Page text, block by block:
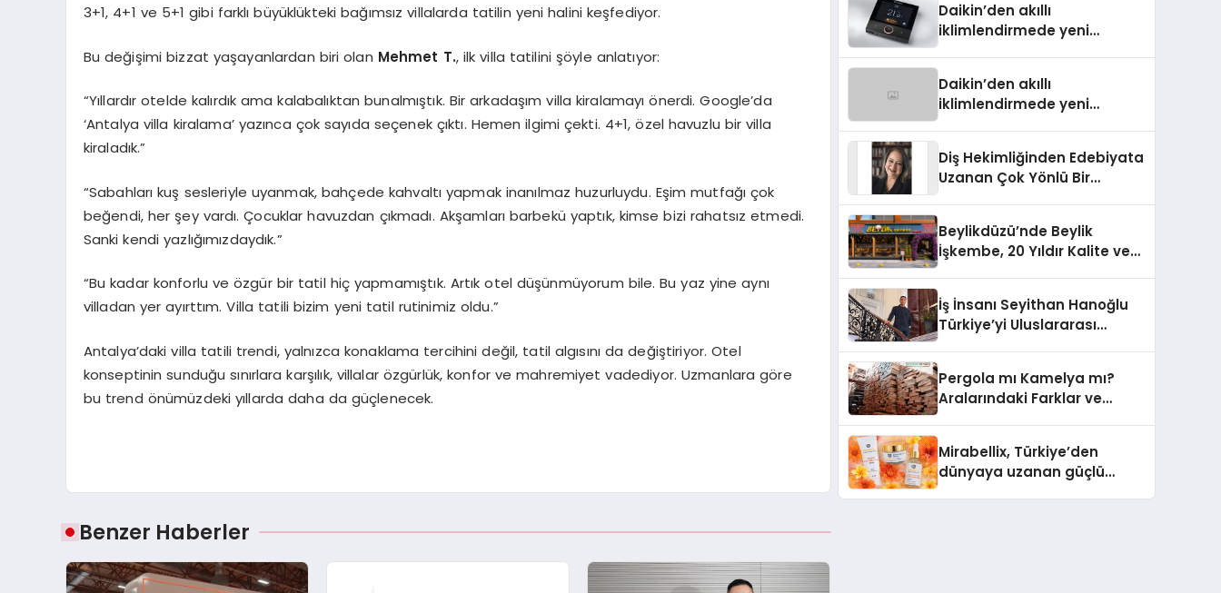
3+1, 4+1 ve 5+1 gibi farklı büyüklükteki bağımsız villalarda tatilin yeni halini keşfediyor.
Bu değişimi bizzat yaşayanlardan biri olan Mehmet T., ilk villa tatilini şöyle anlatıyor:
“Yıllardır otelde kalırdık ama kalabalıktan bunalmıştık. Bir arkadaşım villa kiralamayı önerdi. Google’da
‘Antalya villa kiralama’ yazınca çok sayıda seçenek çıktı. Hemen ilgimi çekti. 4+1, özel havuzlu bir villa
kiraladık.”
“Sabahları kuş sesleriyle uyanmak, bahçede kahvaltı yapmak inanılmaz huzurluydu. Eşim mutfağı çok
beğendi, her şey vardı. Çocuklar havuzdan çıkmadı. Akşamları barbekü yaptık, kimse bizi rahatsız etmedi.
Sanki kendi yazlığımızdaydık.”
“Bu kadar konforlu ve özgür bir tatil hiç yapmamıştık. Artık otel düşünmüyorum bile. Bu yaz yine aynı
villadan yer ayırttım. Villa tatili bizim yeni tatil rutinimiz oldu.”
Antalya’daki villa tatili trendi, yalnızca konaklama tercihini değil, tatil algısını da değiştiriyor. Otel
konseptinin sunduğu sınırlara karşılık, villalar özgürlük, konfor ve mahremiyet vadediyor. Uzmanlara göre
bu trend önümüzdeki yıllarda daha da güçlenecek.
Benzer Haberler
Daikin’den akıllı
iklimlendirmede yeni
Daikin’den akıllı
iklimlendirmede yeni
Diş Hekimliğinden Edebiyata
Uzanan Çok Yönlü Bir
Beylikdüzü’nde Beylik
İşkembe, 20 Yıldır Kalite ve
İş İnsanı Seyithan Hanoğlu
Türkiye’yi Uluslararası
Pergola mı Kamelya mı?
Aralarındaki Farklar ve
Mirabellix, Türkiye’den
dünyaya uzanan güçlü